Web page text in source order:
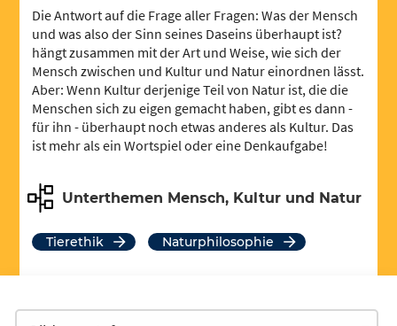
Die Antwort auf die Frage aller Fragen: Was der Mensch
und was also der Sinn seines Daseins überhaupt ist?
hängt zusammen mit der Art und Weise, wie sich der
Mensch zwischen und Kultur und Natur einordnen lässt.
Aber: Wenn Kultur derjenige Teil von Natur ist, die die
Menschen sich zu eigen gemacht haben, gibt es dann -
für ihn - überhaupt noch etwas anderes als Kultur. Das
ist mehr als ein Wortspiel oder eine Denkaufgabe!
Unterthemen Mensch, Kultur und Natur
Tierethik Naturphilosophie